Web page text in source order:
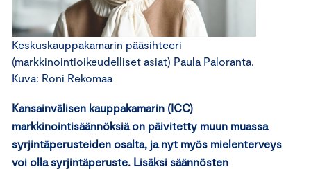
Keskuskauppakamarin pääsihteeri
(markkinointioikeudelliset asiat) Paula Paloranta.
Kuva: Roni Rekomaa
Kansainvälisen kauppakamarin (ICC)
markkinointisäännöksiä on päivitetty muun muassa
syrjintäperusteiden osalta, ja nyt myös mielenterveys
voi olla syrjintäperuste. Lisäksi säännösten